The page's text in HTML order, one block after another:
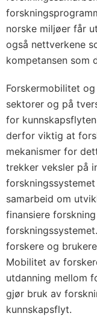
norske miljøer får
også nettverkene
kompetansen som
Forskermobilitet
sektorer og på
for
derfor viktig at
mekanismer for
trekker veksler på
samarbeid om
finansiere
forskere og
Mobilitet av
utdanning mellom
gjør bruk av
kunnskapsflyt.